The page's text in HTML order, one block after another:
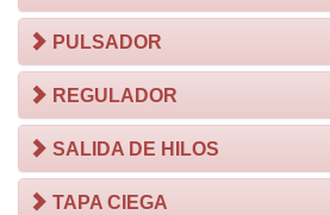
PULSADOR
REGULADOR
SALIDA DE HILOS
TAPA CIEGA